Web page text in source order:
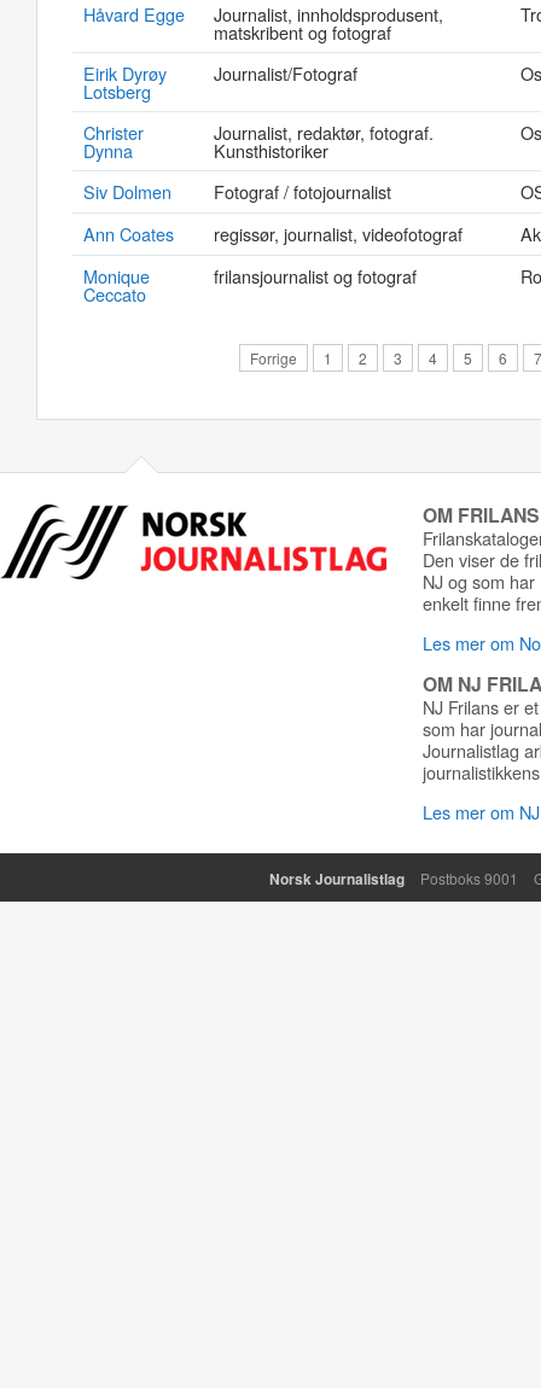
Håvard Egge Journalist, innholdsprodusent,
matskribent og fotograf
Eirik Dyrøy
Lotsberg
Journalist/Fotograf
Christer
Dynna
Journalist, redaktør, fotograf.
Kunsthistoriker
Siv Dolmen Fotograf / fotojournalist
Ann Coates
regissør, journalist, videofotograf
Monique
Ceccato
frilansjournalist og fotograf
Forrige 1 2 3 4 5 6 7
OM
Den viser de
NJ og som
enkelt finne
Les mer om
OM NJ
NJ Frilans er
som har
Journalistlag
Les mer om
Norsk Journalistlag Postboks 9001